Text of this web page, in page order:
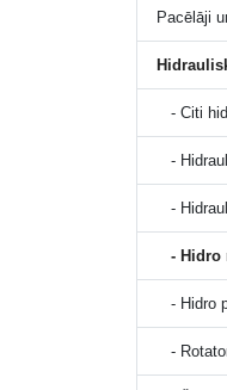
Pacēlāji
- Citi
-
-
- Hidro
- Hidro
-